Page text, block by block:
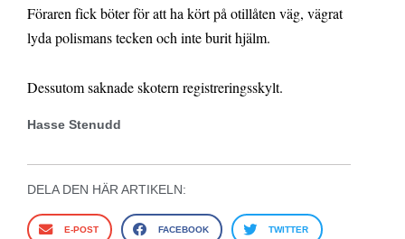
Föraren fick böter för att ha kört på otillåten väg, vägrat
lyda polismans tecken och inte burit hjälm.
Dessutom saknade skotern registreringsskylt.
Hasse Stenudd
DELA DEN HÄR ARTIKELN:
E-POST FACEBOOK TWITTER